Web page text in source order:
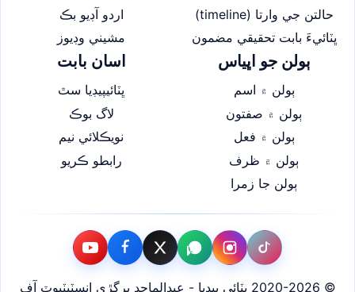
حالتن جي وارتا (timeline)
ڀٽائيءَ بابت تحقيقي مضمون
اردو آڊيو بڪ
مشيني وڊيوز
ٻولن جو اڀياس
ٻولن ۾ اسم
ٻولن ۾ صفتون
ٻولن ۾ فعل
ٻولن ۾ ظرف
ٻولن جا زمرا
اسان بابت
ڀٽائيپيڊيا سٿ
لاگ بوڪ
نويڪلائي نيم
رابطو ڪريو
© 2020-2026 ڀٽائي پيڊيا - عبدالماجد ڀرڳڙي انسٽيٽيوٽ آف